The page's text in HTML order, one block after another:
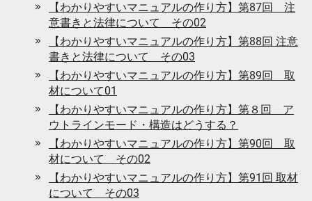
【わかりやすいマニュアルの作り方】第87回 注
意書きと法律について その02
【わかりやすいマニュアルの作り方】第88回 注意
書きと法律について その03
【わかりやすいマニュアルの作り方】第89回 取
材について01
【わかりやすいマニュアルの作り方】第８回 ア
ウトラインモード・構造はどうする？
【わかりやすいマニュアルの作り方】第90回 取
材について その02
【わかりやすいマニュアルの作り方】第91回 取材
について その03